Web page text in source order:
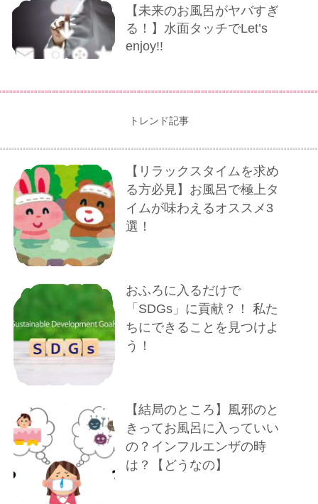
【未来のお風呂がヤバすぎ
る！】水面タッチでLet’s
enjoy!!
トレンド記事
【リラックスタイムを求め
る方必見】お風呂で極上タ
イムが味わえるオススメ3
選！
おふろに入るだけで
「SDGs」に貢献？！ 私た
ちにできることを見つけよ
う！
【結局のところ】風邪のと
きってお風呂に入っていい
の？インフルエンザの時
は？【どうなの】